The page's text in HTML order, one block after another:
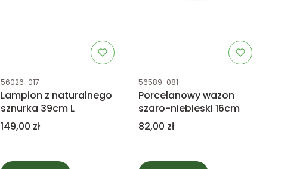
Kod produktu
56026-017
Lampion z naturalnego
sznurka 39cm L
Cena
149,00 zł
Kod produktu
56589-081
Porcelanowy wazon
szaro-niebieski 16cm
Cena
82,00 zł